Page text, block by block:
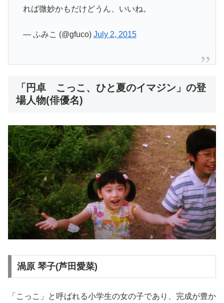
れば微妙かもだけどうん、いいね。
— ふみこ (@gfuco) July 2, 2015
「円卓 こっこ、ひと夏のイマジン」の登
場人物(俳優名)
渦原 琴子(芦田愛菜)
「こっこ」と呼ばれる小学生の女の子であり、完成が豊か